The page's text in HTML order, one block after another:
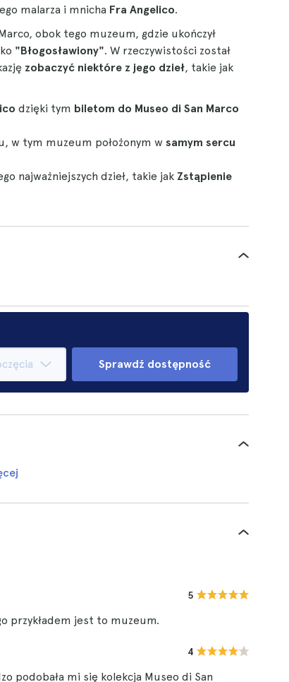
malarza i mnicha Fra Angelico.
obok tego muzeum, gdzie ukończył
"Błogosławiony". W rzeczywistości został
zobaczyć niektóre z jego dzieł, takie jak
dzięki tym biletom do Museo di San Marco
w tym muzeum położonym w samym sercu
najważniejszych dzieł, takie jak Zstąpienie
Sprawdź dostępność
5
przykładem jest to muzeum.
4
podobała mi się kolekcja Museo di San